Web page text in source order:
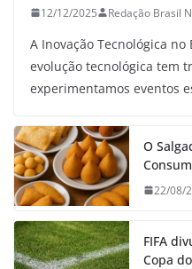
12/12/2025 Redação Brasil
A Inovação Tecnológica
evolução tecnológica tem
experimentamos eventos
O
22/08/
FIFA
Copa